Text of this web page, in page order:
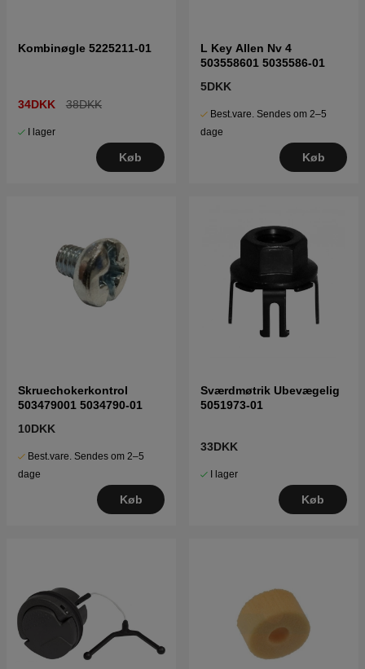
Kombinøgle 5225211-01
34DKK 38DKK
I lager
Køb
L Key Allen Nv 4
503558601 5035586-01
5DKK
Best.vare. Sendes om 2–5
dage
Køb
Skruechokerkontrol
503479001 5034790-01
10DKK
Best.vare. Sendes om 2–5
dage
Køb
Sværdmøtrik Ubevægelig
5051973-01
33DKK
I lager
Køb